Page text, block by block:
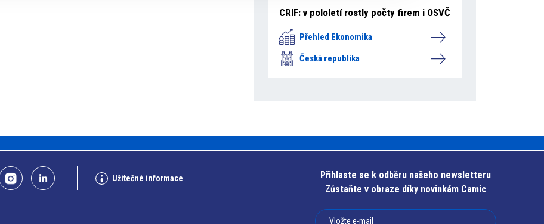
CRIF: v pololetí rostly počty firem i OSVČ
Přehled Ekonomika
Česká republika
Užitečné informace
Přihlaste se k odběru našeho newsletteru
Zůstaňte v obraze díky novinkám Camic